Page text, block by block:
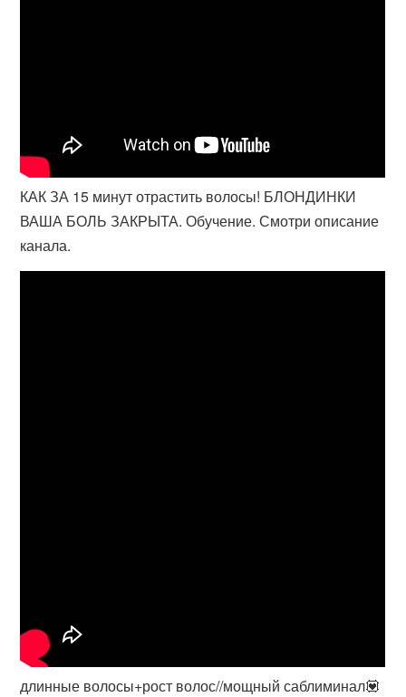
КАК ЗА 15 минут отрастить волосы! БЛОНДИНКИ
ВАША БОЛЬ ЗАКРЫТА. Обучение. Смотри описание
канала.
длинные волосы+рост волос//мощный саблиминал💟